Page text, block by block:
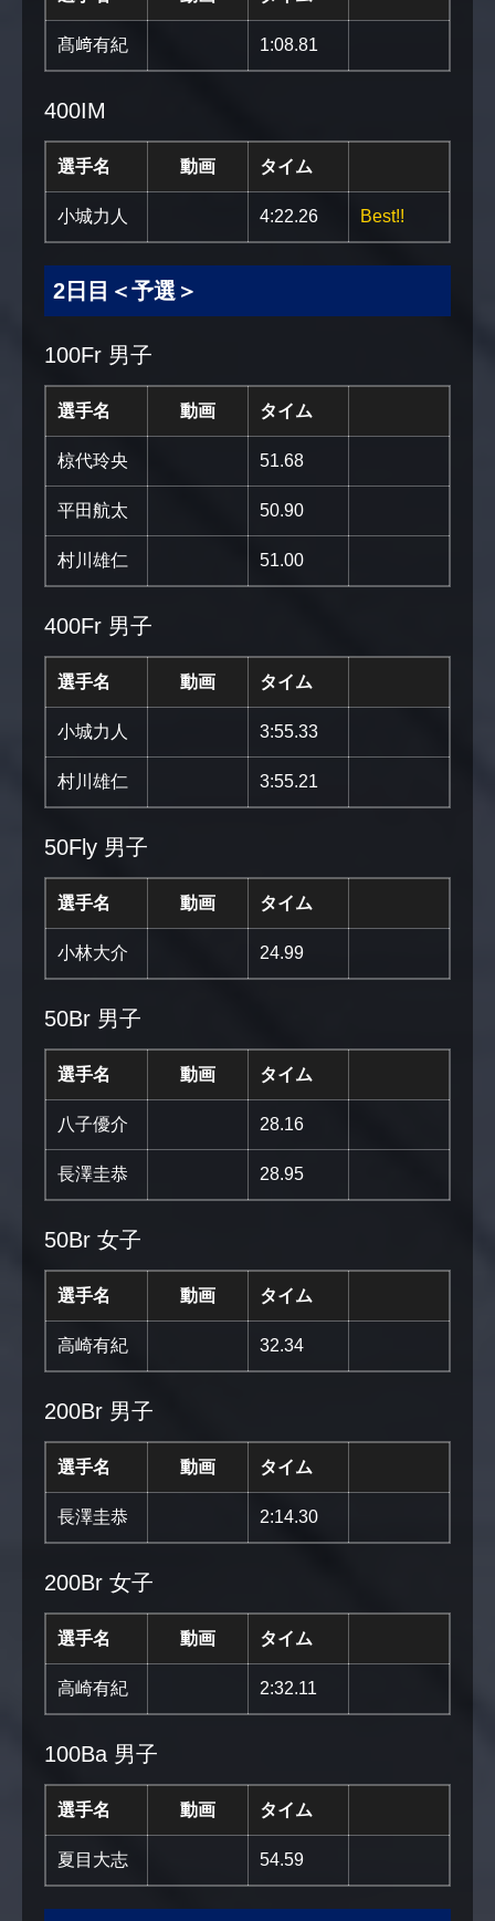
髙﨑有紀 1:08.81
400IM
選手名 動画 タイム
小城力人 4:22.26 Best!!
2日目＜予選＞
100Fr 男子
選手名 動画 タイム
椋代玲央 51.68
平田航太 50.90
村川雄仁 51.00
400Fr 男子
選手名 動画 タイム
小城力人 3:55.33
村川雄仁 3:55.21
50Fly 男子
選手名 動画 タイム
小林大介 24.99
50Br 男子
選手名 動画 タイム
八子優介 28.16
長澤圭恭 28.95
50Br 女子
選手名 動画 タイム
高崎有紀 32.34
200Br 男子
選手名 動画 タイム
長澤圭恭 2:14.30
200Br 女子
選手名 動画 タイム
高崎有紀 2:32.11
100Ba 男子
選手名 動画 タイム
夏目大志 54.59